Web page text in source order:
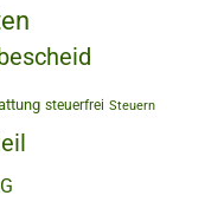
steuerfrei Steuern